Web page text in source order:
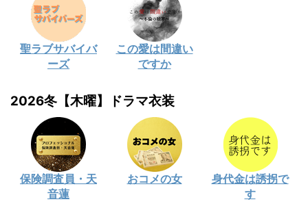
聖ラブサバイバ
ーズ
この愛は間違い
ですか
2026冬【木曜】ドラマ衣装
保険調査員・天
音蓮
おコメの女
身代金は誘拐で
す